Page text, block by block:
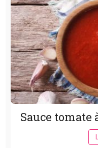
Sauce